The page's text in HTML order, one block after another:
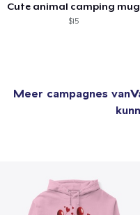
Cute animal camping mug
$15
Meer campagnes van